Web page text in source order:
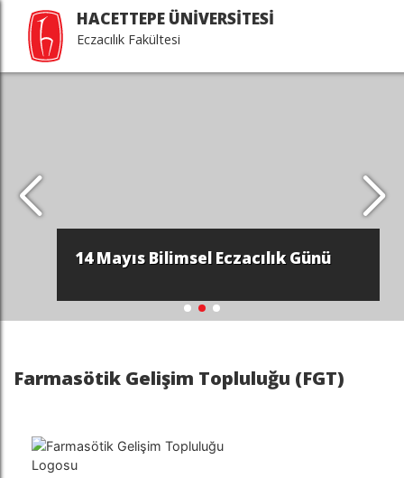
HACETTEPE ÜNİVERSİTESİ
Eczacılık Fakültesi
14 Mayıs Bilimsel Eczacılık Günü
Farmasötik Gelişim Topluluğu (FGT)